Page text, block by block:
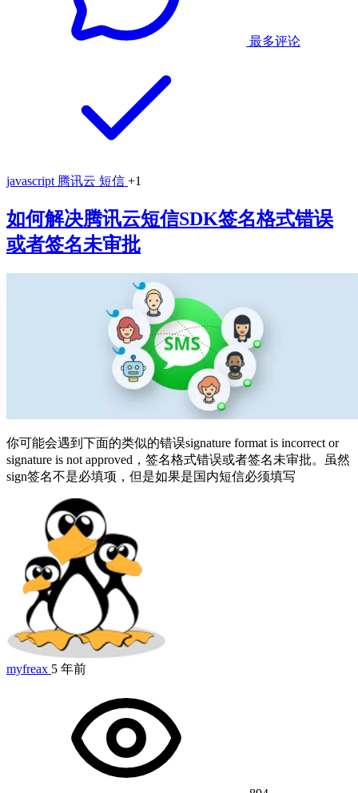
最多评论
javascript 腾讯云 短信 +1
如何解决腾讯云短信SDK签名格式错误
或者签名未审批
你可能会遇到下面的类似的错误signature format is incorrect or
signature is not approved，签名格式错误或者签名未审批。虽然
sign签名不是必填项，但是如果是国内短信必须填写
myfreax 5 年前